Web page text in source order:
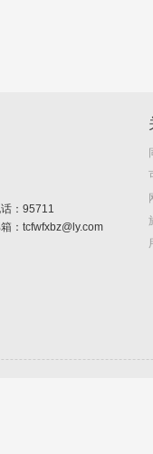
：95711
：tcfwfxbz@ly.com